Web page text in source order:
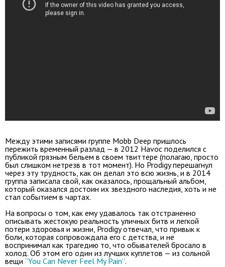
Между этими записями группе Mobb Deep пришлось
пережить временный разлад — в 2012 Havoc поделился с
публикой грязным бельем в своем твиттере (полагаю, просто
был слишком нетрезв в тот момент). Но Prodigy перешагнул
через эту трудность, как он делал это всю жизнь, и в 2014
группа записала свой, как оказалось, прощальный альбом,
который оказался достоин их звездного наследия, хоть и не
стал событием в чартах.
На вопросы о том, как ему удавалось так отстраненно
описывать жестокую реальность уличных битв и легкой
потери здоровья и жизни, Prodigy отвечал, что привык к
боли, которая сопровождала его с детства, и не
воспринимал как трагедию то, что обывателей бросало в
холод. Об этом его один из лучших куплетов — из сольной
вещи “You Can Never Feel My Pain”.